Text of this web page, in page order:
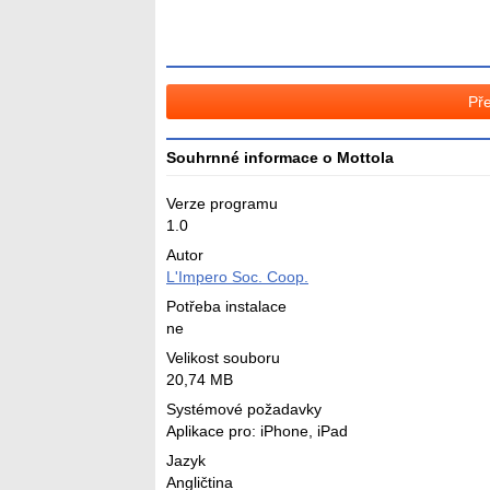
Souhrnné informace o Mottola
Verze programu
1.0
Autor
L'Impero Soc. Coop.
Potřeba instalace
ne
Velikost souboru
20,74 MB
Systémové požadavky
Aplikace pro: iPhone, iPad
Jazyk
Angličtina